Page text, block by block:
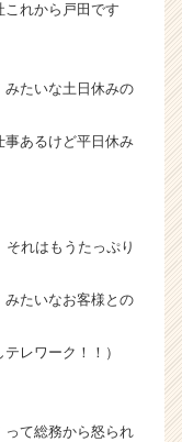
れから戸田です
みたいな土日休みの
事あるけど平日休み
れはもうたっぷり
みたいなお客様との
レワーク！！）
って総務から怒られ